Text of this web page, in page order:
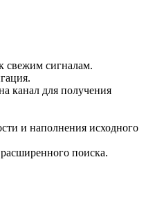
свежим сигналам.
канал для получения
и наполнения исходного
поиска.